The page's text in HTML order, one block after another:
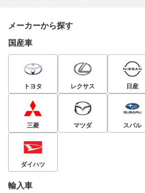
メーカーから探す
国産車
トヨタ レクサス 日産
三菱 マツダ スバル
ダイハツ
輸入車